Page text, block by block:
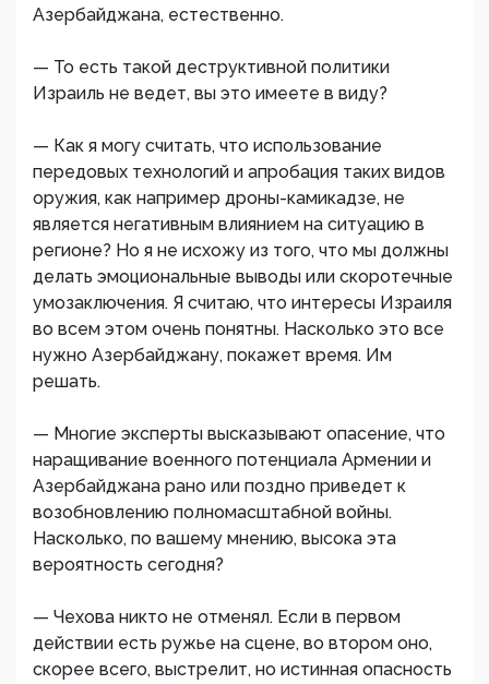
Азербайджана, естественно.
— То есть такой деструктивной политики
Израиль не ведет, вы это имеете в виду?
— Как я могу считать, что использование
передовых технологий и апробация таких видов
оружия, как например дроны-камикадзе, не
является негативным влиянием на ситуацию в
регионе? Но я не исхожу из того, что мы должны
делать эмоциональные выводы или скоротечные
умозаключения. Я считаю, что интересы Израиля
во всем этом очень понятны. Насколько это все
нужно Азербайджану, покажет время. Им
решать.
— Многие эксперты высказывают опасение, что
наращивание военного потенциала Армении и
Азербайджана рано или поздно приведет к
возобновлению полномасштабной войны.
Насколько, по вашему мнению, высока эта
вероятность сегодня?
— Чехова никто не отменял. Если в первом
действии есть ружье на сцене, во втором оно,
скорее всего, выстрелит, но истинная опасность